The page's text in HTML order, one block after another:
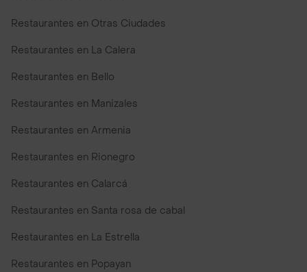
Restaurantes en Otras Ciudades
Restaurantes en La Calera
Restaurantes en Bello
Restaurantes en Manizales
Restaurantes en Armenia
Restaurantes en Rionegro
Restaurantes en Calarcá
Restaurantes en Santa rosa de cabal
Restaurantes en La Estrella
Restaurantes en Popayan